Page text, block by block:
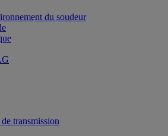
du soudeur
transmission